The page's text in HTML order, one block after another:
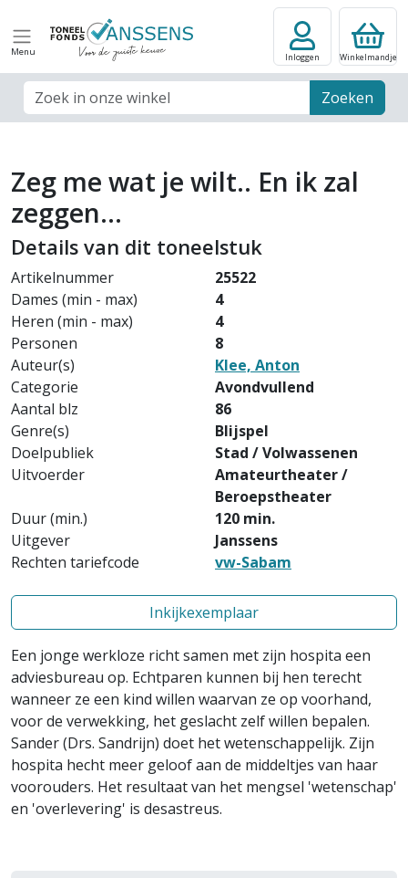
Menu
Zoek veld Zoeken
Inloggen Winkelmandje
Zeg me wat je wilt.. En ik zal
zeggen...
Details van dit toneelstuk
Artikelnummer
25522
Dames (min - max)
4
Heren (min - max)
4
Personen
8
Auteur(s)
Klee, Anton
Categorie
Avondvullend
Aantal blz
86
Genre(s)
Blijspel
Doelpubliek
Stad / Volwassenen
Uitvoerder
Amateurtheater /
Beroepstheater
Duur (min.)
120 min.
Uitgever
Janssens
Rechten tariefcode
vw-Sabam
Inkijkexemplaar
Een jonge werkloze richt samen met zijn hospita een
adviesbureau op. Echtparen kunnen bij hen terecht
wanneer ze een kind willen waarvan ze op voorhand,
voor de verwekking, het geslacht zelf willen bepalen.
Sander (Drs. Sandrijn) doet het wetenschappelijk. Zijn
hospita hecht meer geloof aan de middeltjes van haar
voorouders. Het resultaat van het mengsel 'wetenschap'
en 'overlevering' is desastreus.